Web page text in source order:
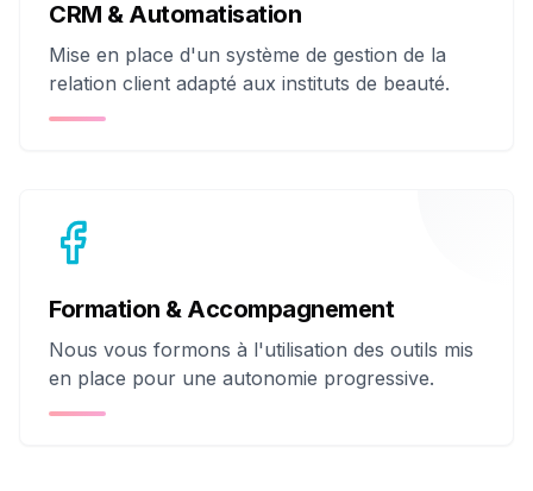
CRM & Automatisation
Mise en place d'un système de gestion de la
relation client adapté aux instituts de beauté.
Formation & Accompagnement
Nous vous formons à l'utilisation des outils mis
en place pour une autonomie progressive.